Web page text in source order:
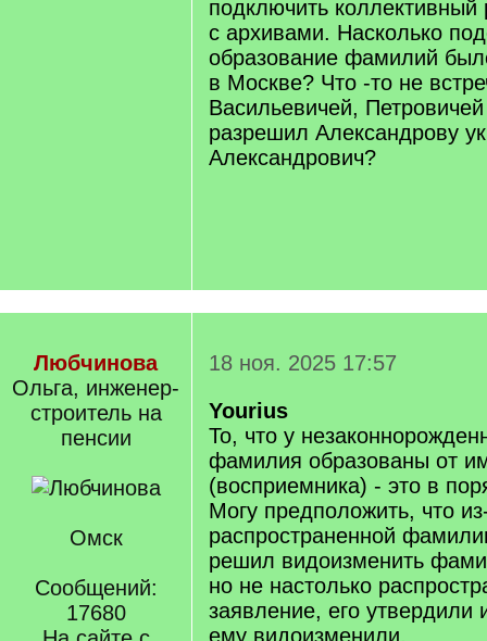
подключить
с архивами. Насколько
образование фамилий
в Москве? Что -то не
Васильевичей,
разрешил Александрову
Александрович?
Любчинова
Ольга, инженер-
строитель на
пенсии
Омск
Сообщений:
17680
18 ноя. 2025 17:57
Yourius
То, что у
фамилия образованы от
(восприемника) - это в
Могу предположить, что
распространенной
решил видоизменить
но не настолько
заявление, его
ему видоизменили.